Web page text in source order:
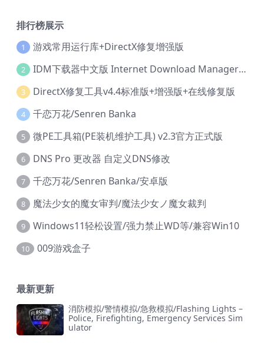
排行榜展示
1 游戏常用运行库+DirectX修复增强版
2 IDM下载器中文版 Internet Download Manager v6.42.36 IDM
3 DirectX修复工具v4.4标准版+增强版+在线修复版
4 千恋万花/Senren Banka
5 微PE工具箱(PE装机维护工具) v2.3官方正式版
6 DNS Pro 更改器 自定义DNS修改
7 千恋万花/Senren Banka/安卓版
8 魔法少女的魔女审判/魔法少女ノ魔女裁判
9 Windows11轻松设置/强力禁止WD等/兼容Win10
10 009游戏盒子
最新更新
消防模拟/警情模拟/急救模拟/Flashing Lights –
Police, Firefighting, Emergency Services Sim
ulator